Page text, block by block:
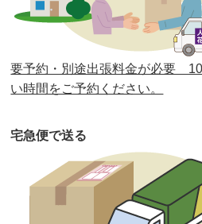
第37回人形供養祭 令和2年
第36回人形供養祭 令和2年
第35回人形供養祭令和2年
第33回人形供養祭
第32回人形供養祭 令和元年
第31回人形供養祭 平成31年
要予約・別途出張料金が必要
い時間をご予約ください。
宅急便で送る